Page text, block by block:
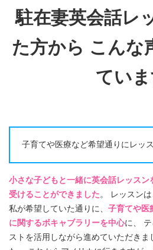
駐在妻英会話レ
た方から こんな
てい
子育てや医療など希望通りにレッ
小さな子どもと一緒に英会話レッスン
受けることができました。 レッスンは
私が希望していた通りに、 子育てや医
に関するボキャブラリーを中心に、
ストを活用しながら進めていただきま